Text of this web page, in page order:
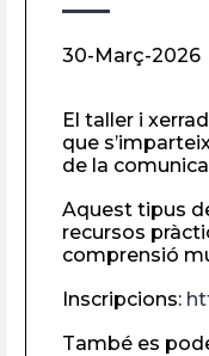
30-Març-2026
El taller i
que
de la
Aquest tipus
recursos
comprensió
Inscripcions:
També es